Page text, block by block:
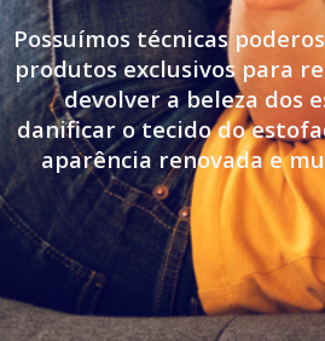
Possuímos técnicas
produtos exclusivos para
devolver a beleza dos
danificar o tecido do
aparência renovada e